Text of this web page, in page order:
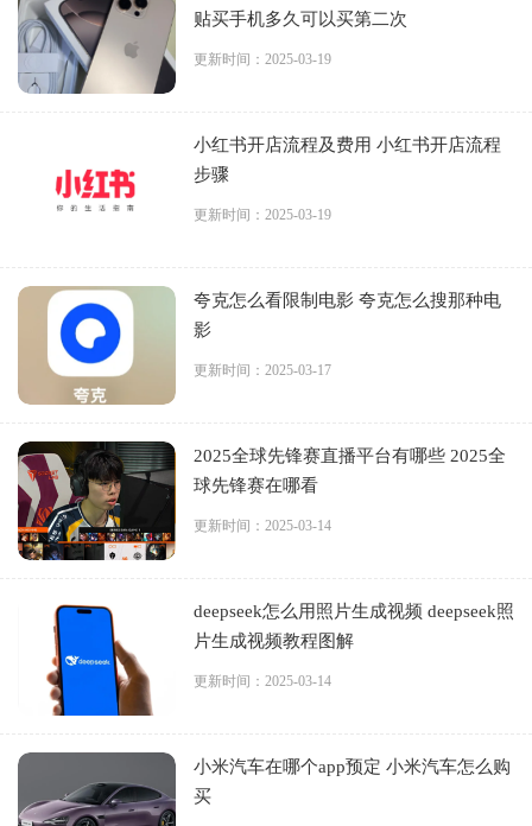
贴买手机多久可以买第二次
更新时间：2025-03-19
小红书开店流程及费用 小红书开店流程
步骤
更新时间：2025-03-19
夸克怎么看限制电影 夸克怎么搜那种电
影
更新时间：2025-03-17
2025全球先锋赛直播平台有哪些 2025全
球先锋赛在哪看
更新时间：2025-03-14
deepseek怎么用照片生成视频 deepseek照
片生成视频教程图解
更新时间：2025-03-14
小米汽车在哪个app预定 小米汽车怎么购
买